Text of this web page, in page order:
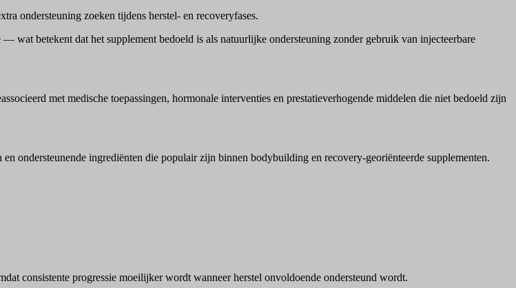
ondersteuning zoeken tijdens herstel- en recoveryfases.
betekent dat het supplement bedoeld is als natuurlijke ondersteuning zonder gebruik van injecteerbare
met medische toepassingen, hormonale interventies en prestatieverhogende middelen die niet bedoeld zijn
ondersteunende ingrediënten die populair zijn binnen bodybuilding en recovery-georiënteerde supplementen.
consistente progressie moeilijker wordt wanneer herstel onvoldoende ondersteund wordt.